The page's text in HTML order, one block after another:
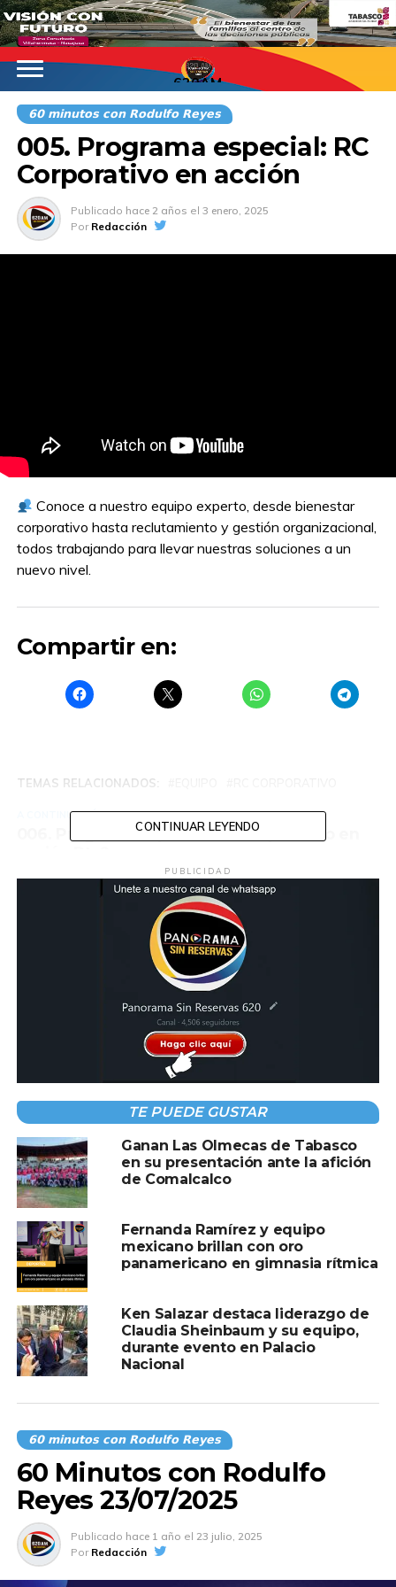
620AM
𝟲𝟬 𝗺𝗶𝗻𝘂𝘁𝗼𝘀 𝗰𝗼𝗻 𝗥𝗼𝗱𝘂𝗹𝗳𝗼 𝗥𝗲𝘆𝗲𝘀
005. Programa especial: RC
Corporativo en acción
Publicado hace 2 años el 3 enero, 2025
Por Redacción
Conoce a nuestro equipo experto, desde bienestar
corporativo hasta reclutamiento y gestión organizacional,
todos trabajando para llevar nuestras soluciones a un
nuevo nivel.
Compartir en:
TEMAS RELACIONADOS:
A CONTINUACIÓN
006. Programa especial: RC Corporativo en
NO TE PIERDAS
004. Innovación en Recursos Humanos: Lo
que tu empresa necesita hoy
CONTINUAR LEYENDO
PUBLICIDAD
TE PUEDE GUSTAR
Ganan Las Olmecas de Tabasco
en su presentación ante la afición
de Comalcalco
Fernanda Ramírez y equipo
mexicano brillan con oro
panamericano en gimnasia rítmica
Ken Salazar destaca liderazgo de
Claudia Sheinbaum y su equipo,
durante evento en Palacio
Nacional
𝟲𝟬 𝗺𝗶𝗻𝘂𝘁𝗼𝘀 𝗰𝗼𝗻 𝗥𝗼𝗱𝘂𝗹𝗳𝗼 𝗥𝗲𝘆𝗲𝘀
60 Minutos con Rodulfo
Reyes 23/07/2025
Publicado hace 1 año el 23 julio, 2025
Por Redacción